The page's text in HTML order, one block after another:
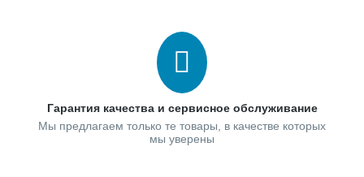
Гарантия качества и сервисное обслуживание
Мы предлагаем только те товары, в качестве которых
мы уверены